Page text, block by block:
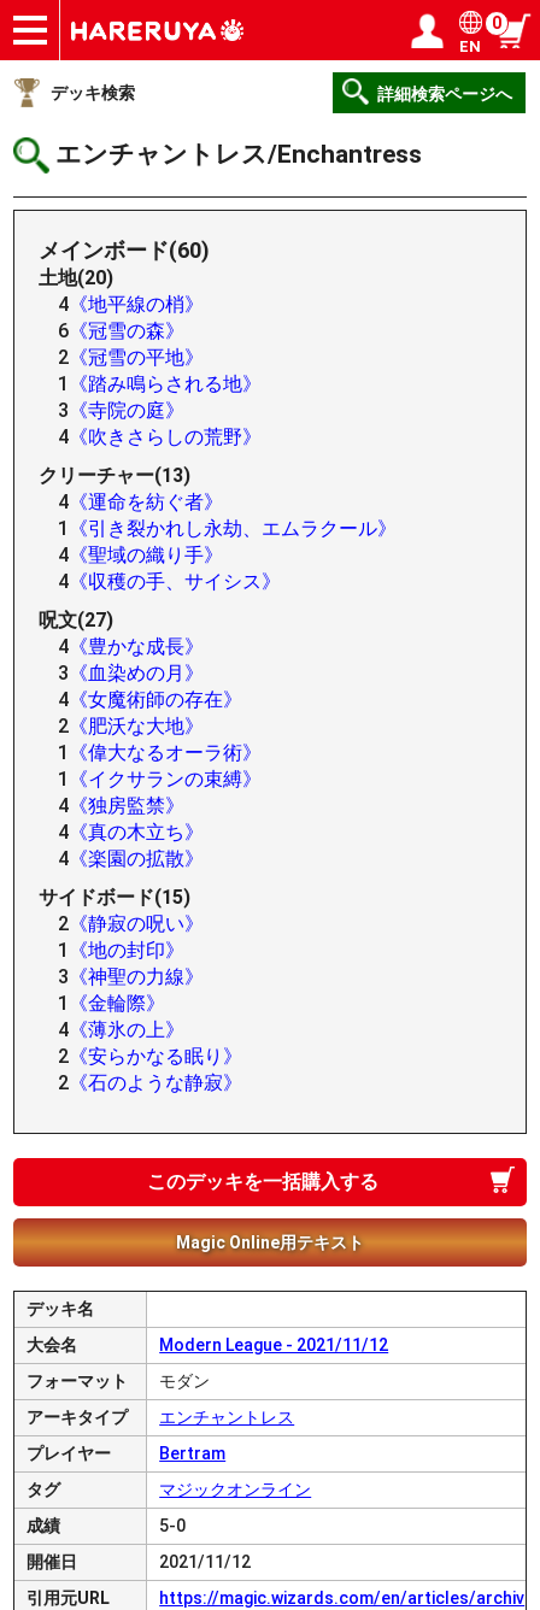
ショップ
買取
記事
デッキ検索
デッキ構築
選手一覧
店舗一覧
イベント
ヘルプ
お問い合わせ ログイン／会員登録
EN
0
デッキ検索 詳細検索ページへ
エンチャントレス/Enchantress
メインボード(60)
土地(20)
4 《地平線の梢》
6 《冠雪の森》
2 《冠雪の平地》
1
《踏み鳴らされる地》
3 《寺院の庭》
4 《吹きさらしの荒野》
クリーチャー(13)
4 《運命を紡ぐ者》
1
《引き裂かれし永劫、エムラクール》
4 《聖域の織り手》
4 《収穫の手、サイシス》
呪文(27)
4 《豊かな成長》
3 《血染めの月》
4 《女魔術師の存在》
2 《肥沃な大地》
1
《偉大なるオーラ術》
1
《イクサランの束縛》
4 《独房監禁》
4 《真の木立ち》
4 《楽園の拡散》
サイドボード(15)
2 《静寂の呪い》
1
《地の封印》
3 《神聖の力線》
1
《金輪際》
4 《薄氷の上》
2 《安らかなる眠り》
2 《石のような静寂》
このデッキを一括購入する
Magic Online用テキスト
デッキ名
大会名
Modern League - 2021/11/12
フォーマット
モダン
アーキタイプ
エンチャントレス
プレイヤー
Bertram
タグ
マジックオンライン
成績
5-0
開催日
2021/11/12
引用元URL
https://magic.wizards.com/en/articles/archiv